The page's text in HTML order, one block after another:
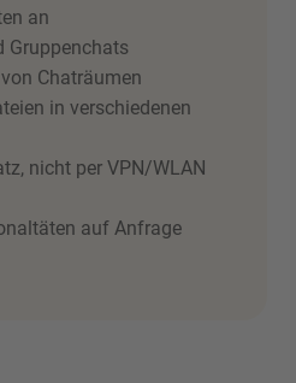
an
Gruppenchats
Chaträumen
in verschiedenen
nicht per VPN/WLAN
auf Anfrage